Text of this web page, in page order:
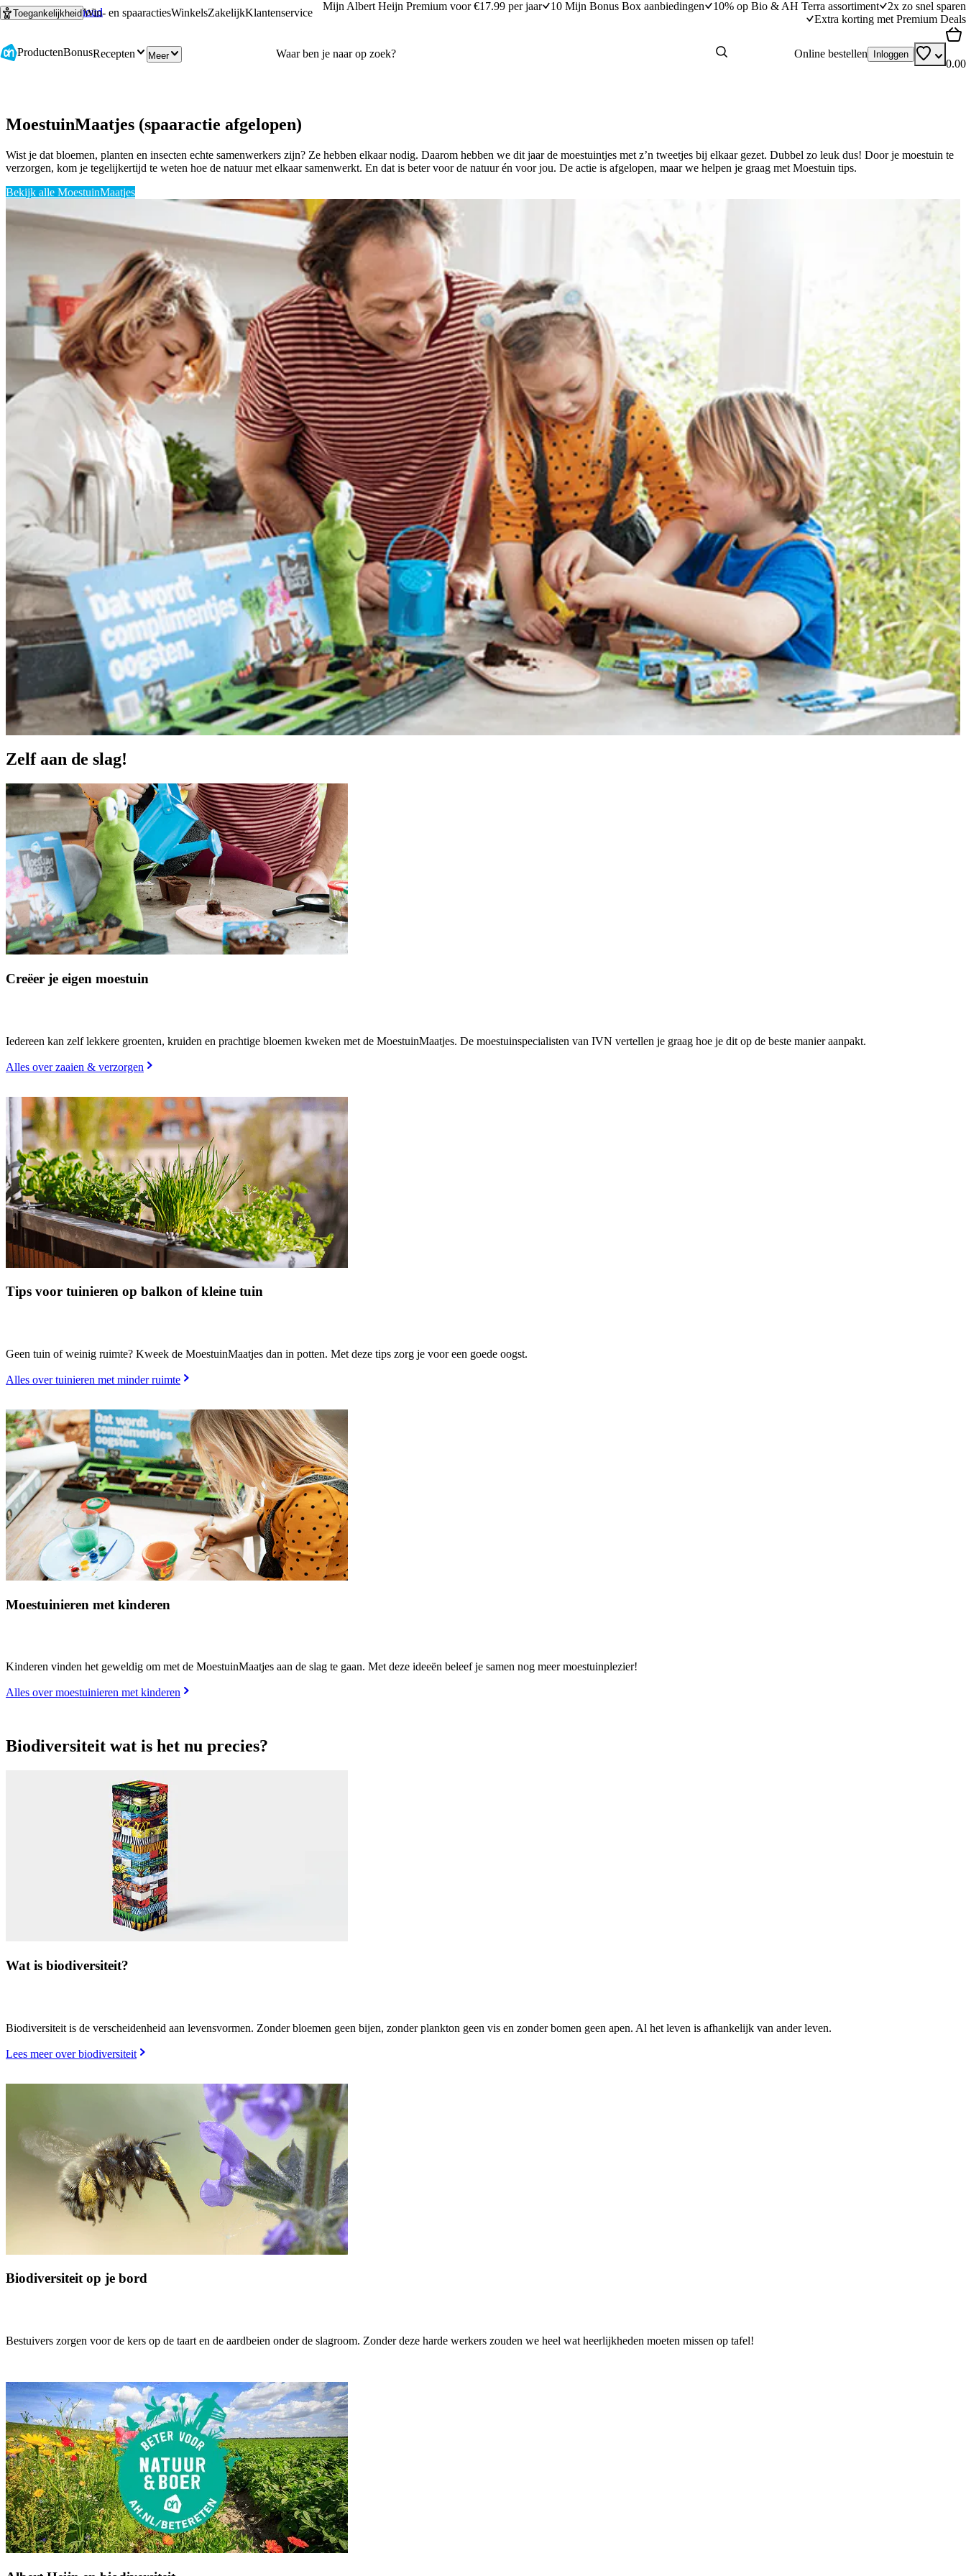
Ga naar hoofdinhoud
Ga naar zoeken
ToegankelijkheidWin- en spaaractiesWinkelsZakelijkKlantenservice
Mijn Albert Heijn Premium voor €17.99 per jaar 10 Mijn Bonus Box aanbiedingen 10% op Bio & AH Terra assortiment
2x zo snel sparen
Extra korting met Premium Deals
ProductenBonusRecepten Meer Online bestellen Inloggen
0.00
MoestuinMaatjes (spaaractie afgelopen)
Wist je dat bloemen, planten en insecten echte samenwerkers zijn? Ze hebben elkaar nodig. Daarom hebben we dit jaar de moestuintjes met z’n tweetjes bij elkaar gezet. Dubbel zo leuk dus! Door je moestuin te
verzorgen, kom je tegelijkertijd te weten hoe de natuur met elkaar samenwerkt. En dat is beter voor de natuur én voor jou. De actie is afgelopen, maar we helpen je graag met Moestuin tips.
Bekijk alle MoestuinMaatjes
Zelf aan de slag!
Creëer je eigen moestuin
Iedereen kan zelf lekkere groenten, kruiden en prachtige bloemen kweken met de MoestuinMaatjes. De moestuinspecialisten van IVN vertellen je graag hoe je dit op de beste manier aanpakt.
Alles over zaaien & verzorgen
Tips voor tuinieren op balkon of kleine tuin
Geen tuin of weinig ruimte? Kweek de MoestuinMaatjes dan in potten. Met deze tips zorg je voor een goede oogst.
Alles over tuinieren met minder ruimte
Moestuinieren met kinderen
Kinderen vinden het geweldig om met de MoestuinMaatjes aan de slag te gaan. Met deze ideeën beleef je samen nog meer moestuinplezier!
Alles over moestuinieren met kinderen
Biodiversiteit wat is het nu precies?
Wat is biodiversiteit?
Biodiversiteit is de verscheidenheid aan levensvormen. Zonder bloemen geen bijen, zonder plankton geen vis en zonder bomen geen apen. Al het leven is afhankelijk van ander leven.
Lees meer over biodiversiteit
Biodiversiteit op je bord
Bestuivers zorgen voor de kers op de taart en de aardbeien onder de slagroom. Zonder deze harde werkers zouden we heel wat heerlijkheden moeten missen op tafel!